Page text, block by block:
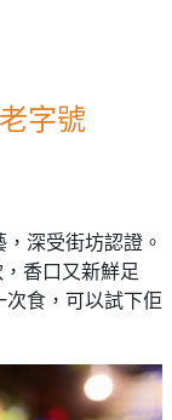
字號
深受街坊認證。
香口又新鮮足
食，可以試下佢